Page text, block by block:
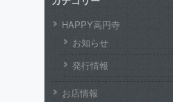
HAPPY高円寺
お知らせ
発行情報
お店情報